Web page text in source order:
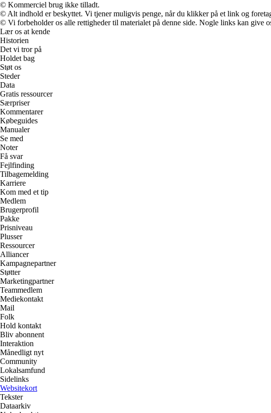
© Kommerciel brug ikke tilladt.
© Alt indhold er beskyttet. Vi tjener muligvis penge, når du klikker på et link og
© Vi forbeholder os alle rettigheder til materialet på denne side. Nogle links kan
Lær os at kende
Historien
Det vi tror på
Holdet bag
Støt os
Steder
Data
Gratis ressourcer
Særpriser
Kommentarer
Købeguides
Manualer
Se med
Noter
Få svar
Fejlfinding
Tilbagemelding
Karriere
Kom med et tip
Medlem
Brugerprofil
Pakke
Prisniveau
Plusser
Ressourcer
Alliancer
Kampagnepartner
Støtter
Marketingpartner
Teammedlem
Mediekontakt
Mail
Folk
Hold kontakt
Bliv abonnent
Interaktion
Månedligt nyt
Community
Lokalsamfund
Sidelinks
Websitekort
Tekster
Dataarkiv